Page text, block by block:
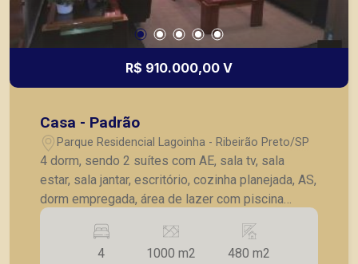
R$ 910.000,00 V
Casa - Padrão
Parque Residencial Lagoinha - Ribeirão Preto/SP
4 dorm, sendo 2 suítes com AE, sala tv, sala
estar, sala jantar, escritório, cozinha planejada, AS,
dorm empregada, área de lazer com piscina
aquecida e churrasqueira, 6 vagas garagem.
4 1000 m2 480 m2